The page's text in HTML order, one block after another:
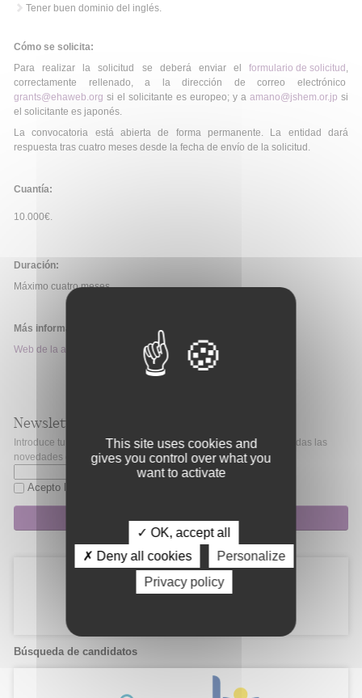
Tener buen dominio del inglés.
Cómo se solicita:
Para realizar la solicitud se deberá enviar el formulario de solicitud ,
correctamente rellenado, a la dirección de correo electrónico
grants@ehaweb.org si el solicitante es europeo; y a amano@jshem.or.jp si
el solicitante es japonés.
La convocatoria está abierta de forma permanente. La entidad dará
respuesta tras cuatro meses desde la fecha de envío de la solicitud.
Cuantía:
10.000€.
Duración:
Máximo cuatro meses.
Más información:
Web de la ayuda
Newsletter
Introduce tu correo electrónico si quieres mantenerte al día de todas las
novedades de Fibao.
Acepto la
Búsqueda de candidatos
This site uses cookies and
gives you control over what you
want to activate
✓ OK, accept all
✗ Deny all cookies
Personalize
Privacy policy